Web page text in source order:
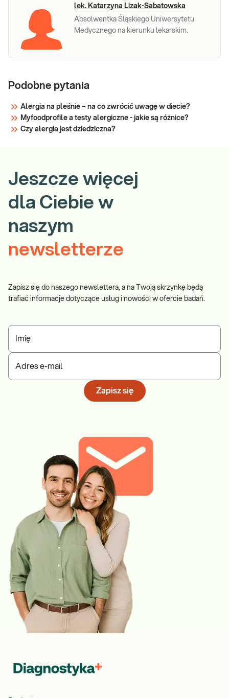
lek. Katarzyna Lizak-Sabatowska
Absolwentka Śląskiego Uniwersytetu
Medycznego na kierunku lekarskim.
Podobne pytania
Alergia na pleśnie – na co zwrócić uwagę w diecie?
Myfoodprofile a testy alergiczne - jakie są różnice?
Czy alergia jest dziedziczna?
Jeszcze więcej
dla Ciebie w
naszym
newsletterze
Zapisz się do naszego newslettera, a na Twoją skrzynkę będą
trafiać informacje dotyczące usług i nowości w ofercie badań.
Imię
Adres e-mail
Zapisz się